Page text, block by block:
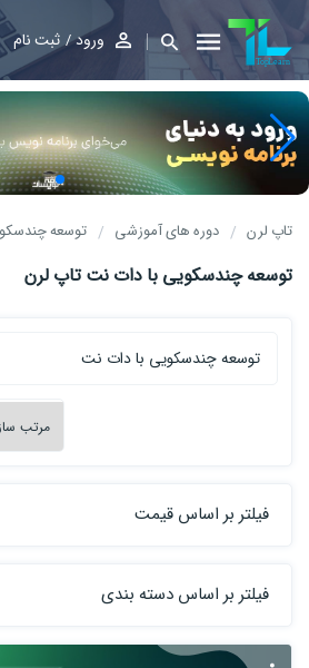
ورود ثبت نام
تاپ لرن دوره های آموزشی توسعه
توسعه چندسکویی با دات نت تاپ لرن
فیلتر بر اساس قیمت
فیلتر بر اساس دسته بندی